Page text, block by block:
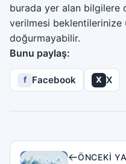
burada yer alan bilgilere
verilmesi beklentilerinize
doğurmayabilir.
Bunu paylaş:
f Facebook X X
ÖNCEKI